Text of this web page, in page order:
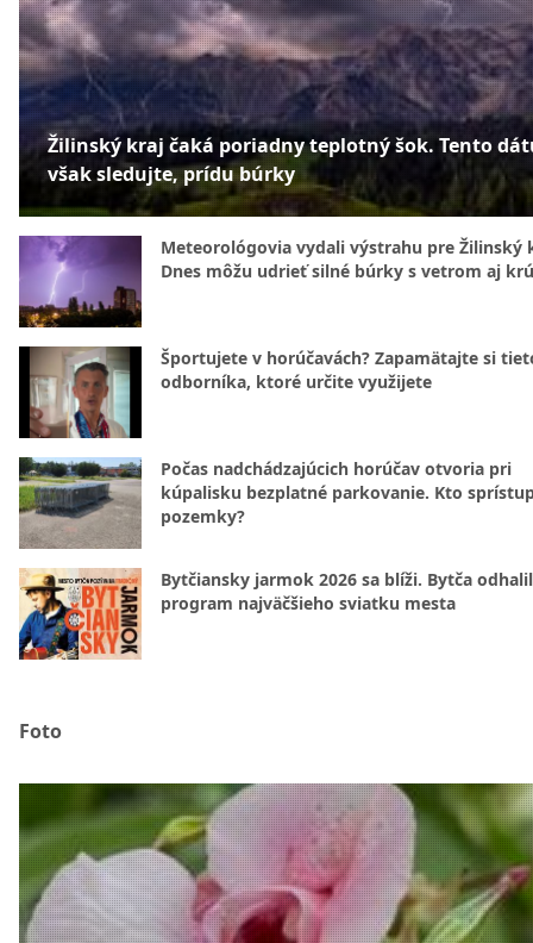
Žilinský kraj čaká poriadny teplotný šok. Tento
však sledujte, prídu búrky
Meteorológovia vydali výstrahu pre Žilinský
Dnes môžu udrieť silné búrky s vetrom aj
Športujete v horúčavách? Zapamätajte si
odborníka, ktoré určite využijete
Počas nadchádzajúcich horúčav otvoria pri
kúpalisku bezplatné parkovanie. Kto
pozemky?
Bytčiansky jarmok 2026 sa blíži. Bytča
program najväčšieho sviatku mesta
Foto